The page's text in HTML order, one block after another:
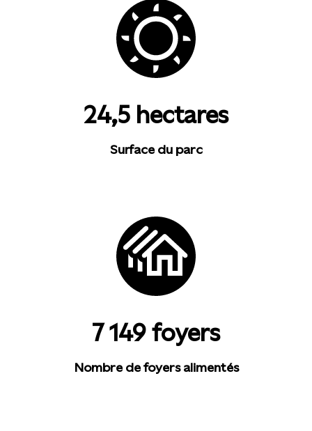
24,5 hectares
Surface du parc
7 149 foyers
Nombre de foyers alimentés